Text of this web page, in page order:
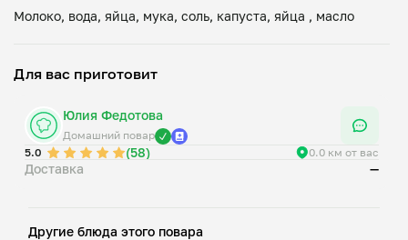
Для вас приготовит
Юлия Федотова
Домашний повар
5.0
(58) 0.0 км от вас
Доставка —
Другие блюда этого повара